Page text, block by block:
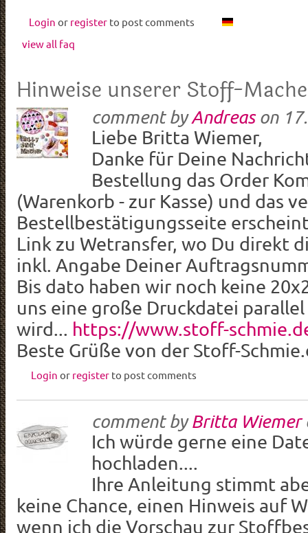
Login or register to post comments
view all faq
Hinweise unserer Stoff-
comment byAndreason
Liebe Britta Wiemer,
Danke für Deine
Bestellung das Order
(Warenkorb - zur Kasse) und das
Bestellbestätigungsseite
Link zu Wetransfer, wo Du direkt
inkl. Angabe Deiner
Bis dato haben wir noch keine
uns eine große Druckdatei
wird... https://www.stoff-
Beste Grüße von der Stoff-
Login or registerto post comments
comment byBritta Wiemer
Ich würde gerne eine
hochladen....
Ihre Anleitung stimmt
keine Chance, einen Hinweis auf
wenn ich die Vorschau zur